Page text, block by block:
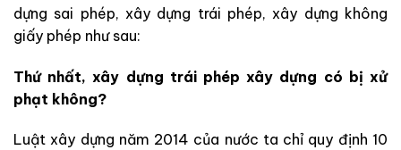
dựng sai phép, xây dựng trái phép, xây dựng không
giấy phép như sau:
Thứ nhất, xây dựng trái phép xây dựng có bị xử
phạt không?
Luật xây dựng năm 2014 của nước ta chỉ quy định 10